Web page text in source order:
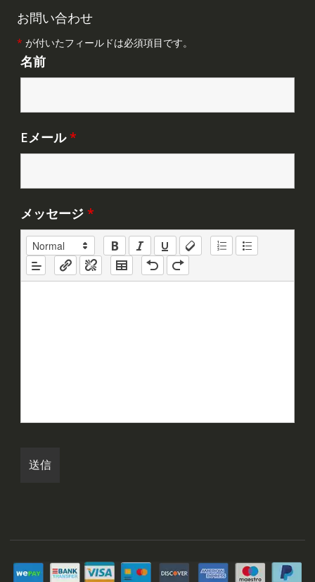
お問い合わせ
* が付いたフィールドは必須項目です。
名前
Eメール*
メッセージ *